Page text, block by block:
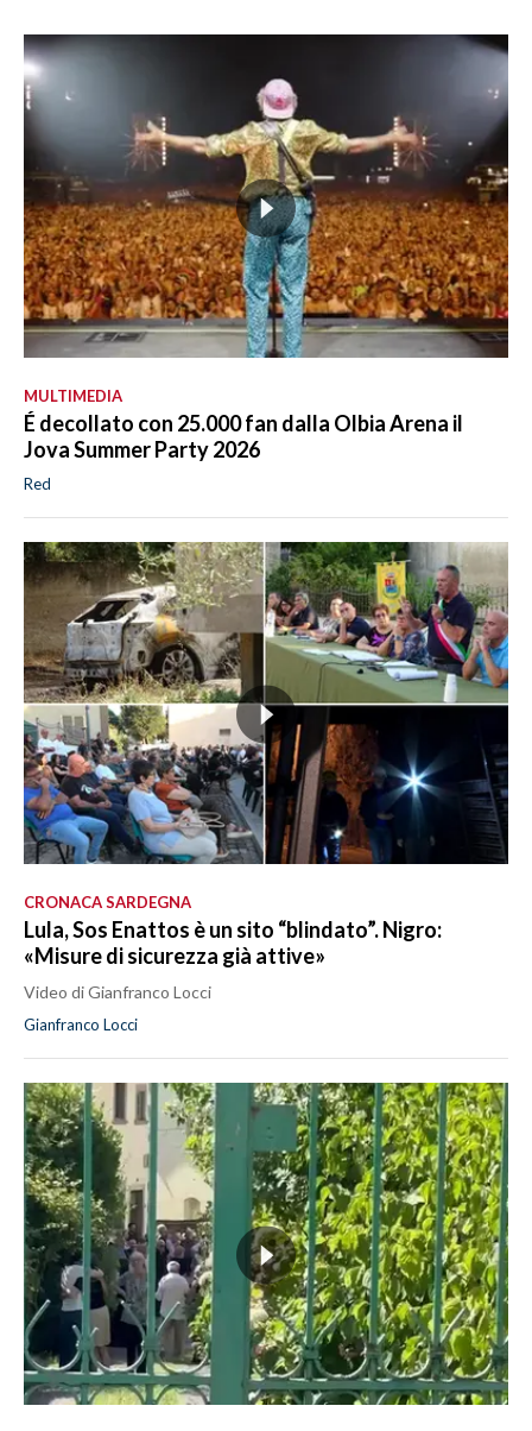
MULTIMEDIA
É decollato con 25.000 fan dalla Olbia Arena il
Jova Summer Party 2026
Red
CRONACA SARDEGNA
Lula, Sos Enattos è un sito “blindato”. Nigro:
«Misure di sicurezza già attive»
Video di Gianfranco Locci
Gianfranco Locci